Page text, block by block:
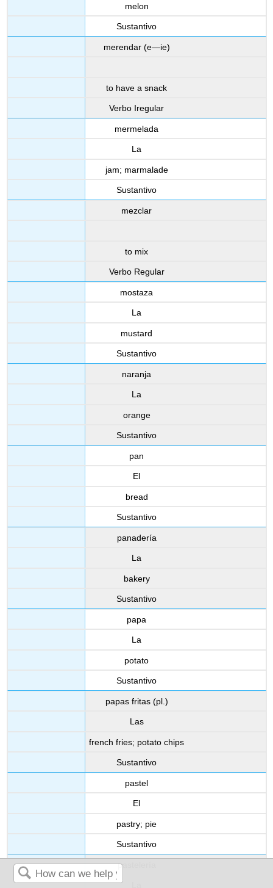
melon
Sustantivo
merendar (e—ie)
to have a snack
Verbo Iregular
mermelada
La
jam; marmalade
Sustantivo
mezclar
to mix
Verbo Regular
mostaza
La
mustard
Sustantivo
naranja
La
orange
Sustantivo
pan
El
bread
Sustantivo
panadería
La
bakery
Sustantivo
papa
La
potato
Sustantivo
papas fritas (pl.)
Las
french fries; potato chips
Sustantivo
pastel
El
pastry; pie
Sustantivo
pastelería